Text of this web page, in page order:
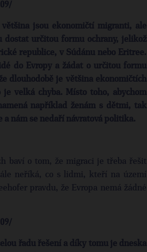
jsou ekonomičtí migranti, ale
určitou formu ochrany, jelikož
republice, v Súdánu nebo Eritree.
do Evropy a žádat o určitou formu
dlouhodobě je většina ekonomičtích
velká chyba. Místo toho, abychom
například ženám s dětmi, tak
nám se nedaří návratová politika.
baví o tom, že migraci je třeba řešit
neříká, co s lidmi, kteří na území
pravdu, že Evropa nemá žádné
řadu řešení a díky tomu je dneska